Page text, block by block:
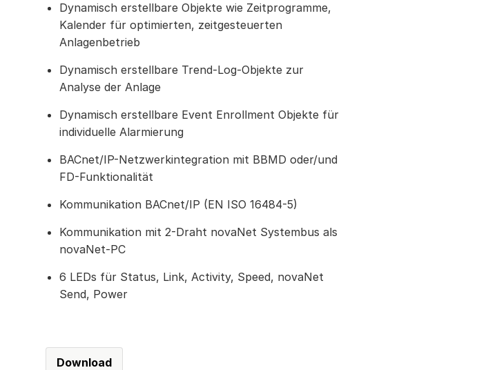
Dynamisch erstellbare Objekte wie Zeitprogramme,
Kalender für optimierten, zeitgesteuerten
Anlagenbetrieb
Dynamisch erstellbare Trend-Log-Objekte zur
Analyse der Anlage
Dynamisch erstellbare Event Enrollment Objekte für
individuelle Alarmierung
BACnet/IP-Netzwerkintegration mit BBMD oder/und
FD-Funktionalität
Kommunikation BACnet/IP (EN ISO 16484-5)
Kommunikation mit 2-Draht novaNet Systembus als
novaNet-PC
6 LEDs für Status, Link, Activity, Speed, novaNet
Send, Power
Download